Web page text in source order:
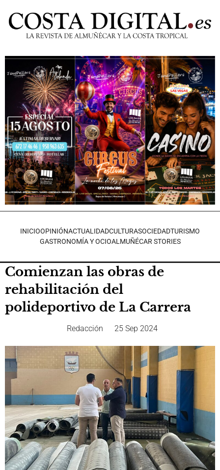
INICIOOPINIÓNACTUALIDADCULTURASOCIEDADTURISMO
GASTRONOMÍA Y OCIOALMUÑÉCAR STORIES
Comienzan las obras de
rehabilitación del
polideportivo de La Carrera
Redacción 25 Sep 2024